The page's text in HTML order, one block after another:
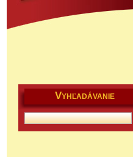
VYHĽADÁVANIE